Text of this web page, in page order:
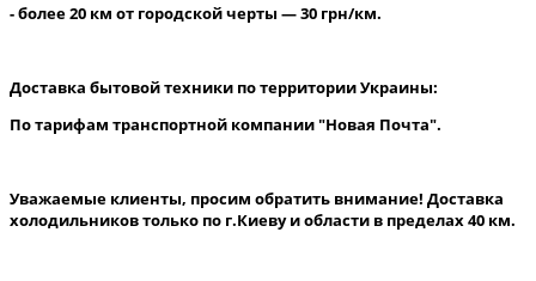
- более 20 км от городской черты — 30 грн/км.
Доставка бытовой техники по территории Украины:
По тарифам транспортной компании "Новая Почта".
Уважаемые клиенты, просим обратить внимание! Доставка
холодильников только по г.Киеву и области в пределах 40 км.